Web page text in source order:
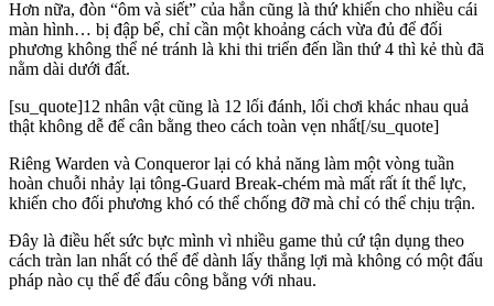
Hơn nữa, đòn “ôm và siết” của hắn cũng là thứ khiến cho nhiều cái
màn hình… bị đập bể, chỉ cần một khoảng cách vừa đủ để đối
phương không thể né tránh là khi thi triển đến lần thứ 4 thì kẻ thù đã
nằm dài dưới đất.
[su_quote]12 nhân vật cũng là 12 lối đánh, lối chơi khác nhau quả
thật không dễ để cân bằng theo cách toàn vẹn nhất[/su_quote]
Riêng Warden và Conqueror lại có khả năng làm một vòng tuần
hoàn chuỗi nhảy lại tông-Guard Break-chém mà mất rất ít thể lực,
khiến cho đối phương khó có thể chống đỡ mà chỉ có thể chịu trận.
Đây là điều hết sức bực mình vì nhiều game thủ cứ tận dụng theo
cách tràn lan nhất có thể để dành lấy thắng lợi mà không có một đấu
pháp nào cụ thể để đấu công bằng với nhau.